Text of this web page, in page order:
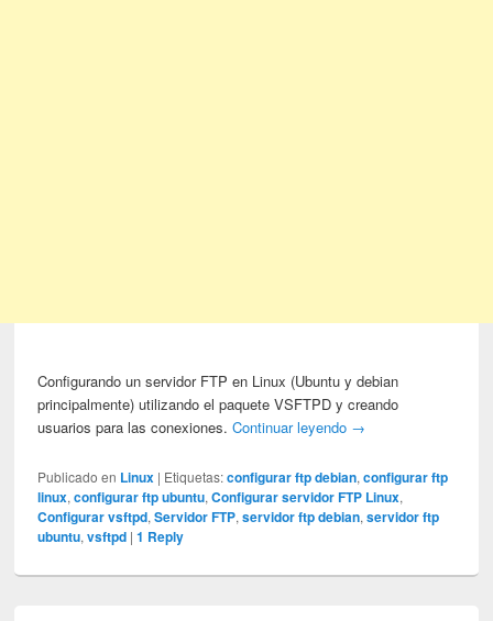
Configurando un servidor FTP en Linux (Ubuntu y debian
principalmente) utilizando el paquete VSFTPD y creando
usuarios para las conexiones.Continuar leyendo →
Publicado en Linux | Etiquetas: configurar ftp debian,configurar ftp
linux,configurar ftp ubuntu,Configurar servidor FTP Linux,
Configurar vsftpd,Servidor FTP,servidor ftp debian,servidor ftp
ubuntu,vsftpd |1 Reply